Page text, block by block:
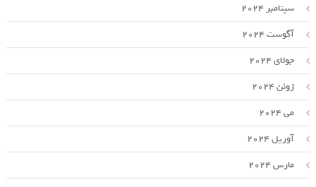
سپتامبر 2024
آگوست 2024
جولای 2024
ژوئن 2024
می 2024
آوریل 2024
مارس 2024